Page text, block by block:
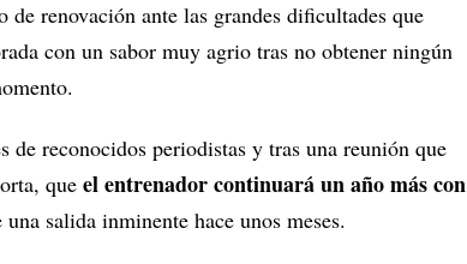
renovación ante las grandes dificultades que
con un sabor muy agrio tras no obtener ningún
de reconocidos periodistas y tras una reunión que
que el entrenador continuará un año más con
salida inminente hace unos meses.